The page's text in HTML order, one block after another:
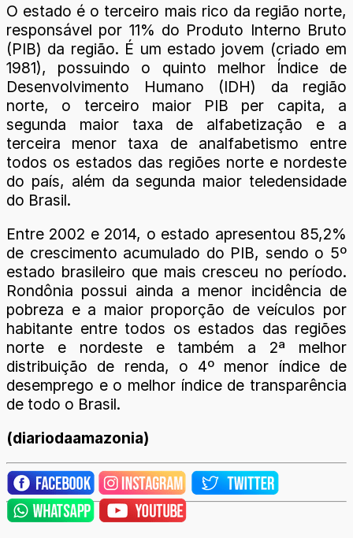
O estado é o terceiro mais rico da região norte,
responsável por 11% do Produto Interno Bruto
(PIB) da região. É um estado jovem (criado em
1981), possuindo o quinto melhor Índice de
Desenvolvimento Humano (IDH) da região
norte, o terceiro maior PIB per capita, a
segunda maior taxa de alfabetização e a
terceira menor taxa de analfabetismo entre
todos os estados das regiões norte e nordeste
do país, além da segunda maior teledensidade
do Brasil.
Entre 2002 e 2014, o estado apresentou 85,2%
de crescimento acumulado do PIB, sendo o 5º
estado brasileiro que mais cresceu no período.
Rondônia possui ainda a menor incidência de
pobreza e a maior proporção de veículos por
habitante entre todos os estados das regiões
norte e nordeste e também a 2ª melhor
distribuição de renda, o 4º menor índice de
desemprego e o melhor índice de transparência
de todo o Brasil.
(diariodaamazonia)